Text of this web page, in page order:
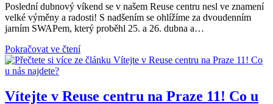
ruce!
příspěvku
Poslední dubnový víkend se v našem Reuse centru nesl ve znamení
velké výměny a radosti! S nadšením se ohlížíme za dvoudenním
jarním SWAPem, který proběhl 25. a 26. dubna a…
Pokračovat ve čteníJarní
SWAP
Reuse
Vítejte v Reuse centru na Praze 11! Co u